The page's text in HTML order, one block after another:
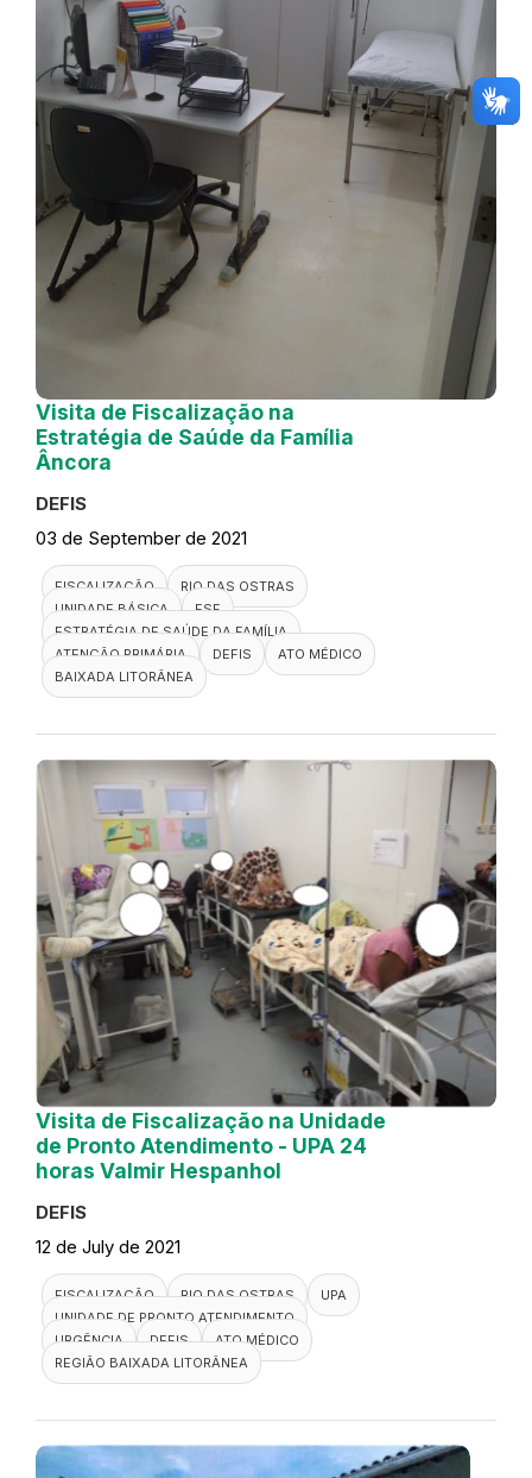
Visita de Fiscalização na
Estratégia de Saúde da Família
Âncora
DEFIS
03 de September de 2021
FISCALIZAÇÃO
RIO DAS OSTRAS
UNIDADE BÁSICA
ESF
ESTRATÉGIA DE SAÚDE DA FAMÍLIA
ATENÇÃO PRIMÁRIA
DEFIS
ATO MÉDICO
BAIXADA LITORÂNEA
Visita de Fiscalização na Unidade
de Pronto Atendimento - UPA 24
horas Valmir Hespanhol
DEFIS
12 de July de 2021
FISCALIZAÇÃO RIO DAS OSTRAS
UPA
UNIDADE DE PRONTO ATENDIMENTO
URGÊNCIA
DEFIS
ATO MÉDICO
REGIÃO BAIXADA LITORÂNEA